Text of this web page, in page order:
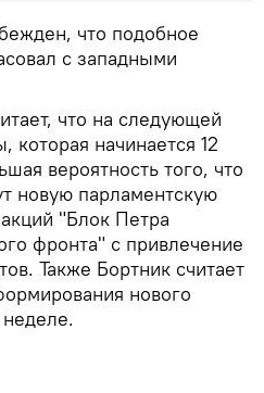
что подобное
с западными
что на следующей
начинается 12
вероятность того, что
новую парламентскую
"Блок Петра
фронта" с привлечение
Также Бортник считает
нового